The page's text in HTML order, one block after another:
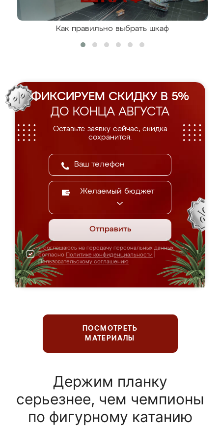
Как правильно выбрать шкаф
ФИКСИРУЕМ СКИДКУ В 5%
ДО КОНЦА АВГУСТА
Оставьте заявку сейчас, скидка
сохранится.
Желаемый бюджет
Отправить
Я соглашаюсь на передачу персональных данных
согласно Политике конфиденциальности
Пользовательскому соглашению
ПОСМОТРЕТЬ
МАТЕРИАЛЫ
Держим планку
серьезнее, чем чемпионы
по фигурному катанию